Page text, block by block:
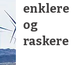
enklere
og
raskere